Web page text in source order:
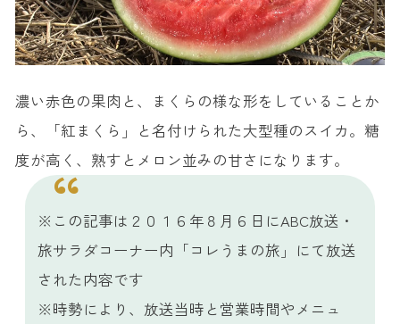
濃い赤色の果肉と、まくらの様な形をしていることか
ら、「紅まくら」と名付けられた大型種のスイカ。糖
度が高く、熟すとメロン並みの甘さになります。
※この記事は２０１６年８月６日にABC放送・
旅サラダコーナー内「コレうまの旅」にて放送
された内容です
※時勢により、放送当時と営業時間やメニュ